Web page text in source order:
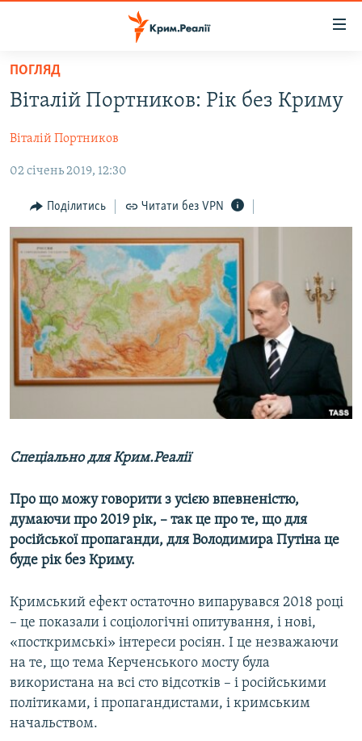
Перейти
основного
Перейти
до
навігації
Перейти
пошуку
ВІДЕО ТА ФОТО
ПОЛІТИКА
БЛОГИ
ПОГЛЯД
ІНТЕРВ'Ю
ВСЕ ЗА ДЕНЬ
СПЕЦПРОЕКТИ
ДЕПОРТАЦІЯ
ВІДЕОУРОКИ «ELIFBE»
ІНФОГРАФІКА
ЯК ОБІЙТИ БЛОКУВАННЯ
Русский
Qırımtatar
ДОЛУЧАЙСЯ!
Усі сайти RFE/RL
ПОГЛЯД
Віталій Портников: Рік без Криму
Віталій Портников
02 січень 2019, 12:30
Поділитись Читати без VPN
Спеціально для Крим.Реалії
Про що можу говорити з усією впевненістю,
думаючи про 2019 рік, –​ так це про те, що для
російської пропаганди, для Володимира Путіна це
буде рік без Криму.
Кримський ефект остаточно випарувався 2018 році
– це показали і соціологічні опитування, і нові,
«посткримські» інтереси росіян. І це незважаючи
на те, що тема Керченського мосту була
використана на всі сто відсотків – і російськими
політиками, і пропагандистами, і кримським
начальством.